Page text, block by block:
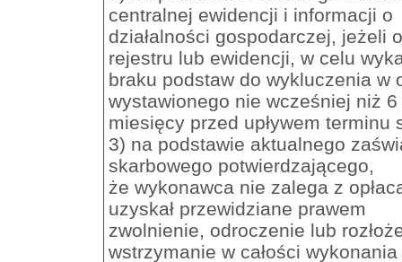
centralnej ewidencji i informacji o
działalności gospodarczej, jeżeli
rejestru lub ewidencji, w celu
braku podstaw do wykluczenia w
wystawionego nie wcześniej niż 6
miesięcy przed upływem terminu
3) na podstawie aktualnego
skarbowego potwierdzającego,
że wykonawca nie zalega z
uzyskał przewidziane prawem
zwolnienie, odroczenie lub
wstrzymanie w całości